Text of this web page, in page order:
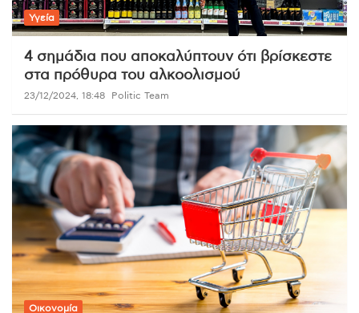
Υγεία
4 σημάδια που αποκαλύπτουν ότι βρίσκεστε
στα πρόθυρα του αλκοολισμού
23/12/2024, 18:48 Politic Team
Οικονομία